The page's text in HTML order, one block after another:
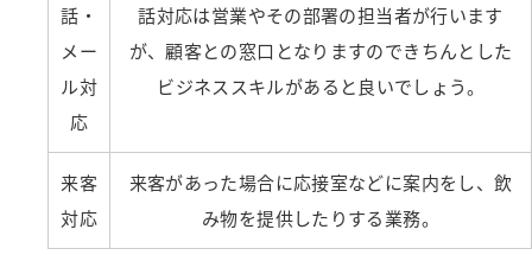
話・
メー
ル対
応
話対応は営業やその部署の担当者が行います
が、顧客との窓口となりますのできちんとした
ビジネススキルがあると良いでしょう。
来客
対応
来客があった場合に応接室などに案内をし、飲
み物を提供したりする業務。